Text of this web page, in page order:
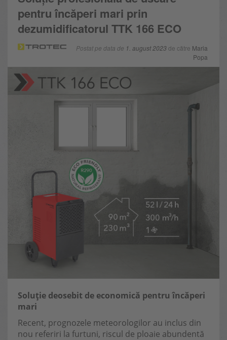
pentru încăperi mari prin
dezumidificatorul TTK 166 ECO
Postat pe data de 1. august 2023de către Maria
Popa
Soluție deosebit de economică pentru încăperi
mari
Recent, prognozele meteorologilor au inclus din
nou referiri la furtuni, riscul de ploaie abundentă